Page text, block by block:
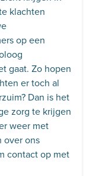
klachten
op een
gaat. Zo hopen
er toch al
Dan is het
zorg te krijgen
weer met
over ons
contact op met